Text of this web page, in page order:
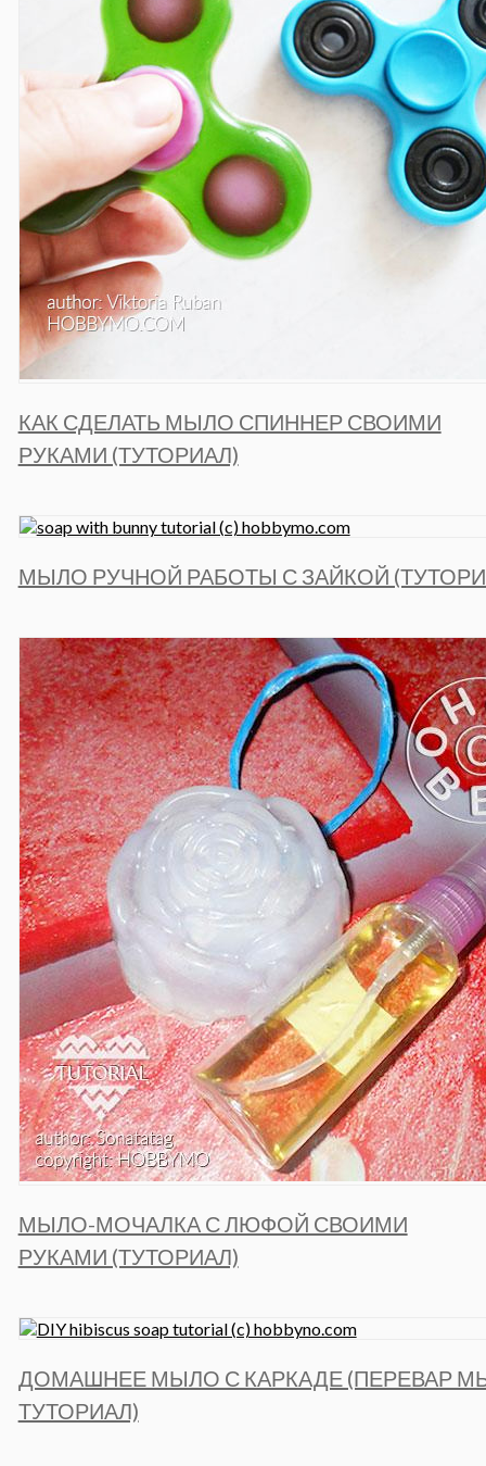
КАК СДЕЛАТЬ МЫЛО СПИННЕР СВОИМИ
РУКАМИ (ТУТОРИАЛ)
МЫЛО РУЧНОЙ РАБОТЫ С ЗАЙКОЙ
МЫЛО-МОЧАЛКА С ЛЮФОЙ СВОИМИ
РУКАМИ (ТУТОРИАЛ)
ДОМАШНЕЕ МЫЛО С КАРКАДЕ (ПЕРЕВАР
ТУТОРИАЛ)